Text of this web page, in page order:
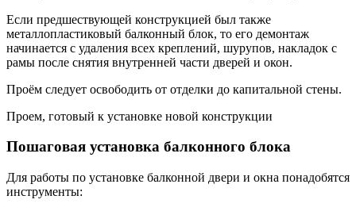
Если предшествующей конструкцией был также
металлопластиковый балконный блок, то его демонтаж
начинается с удаления всех креплений, шурупов, накладок с
рамы после снятия внутренней части дверей и окон.
Проём следует освободить от отделки до капитальной стены.
Проем, готовый к установке новой конструкции
Пошаговая установка балконного блока
Для работы по установке балконной двери и окна понадобятся
инструменты: